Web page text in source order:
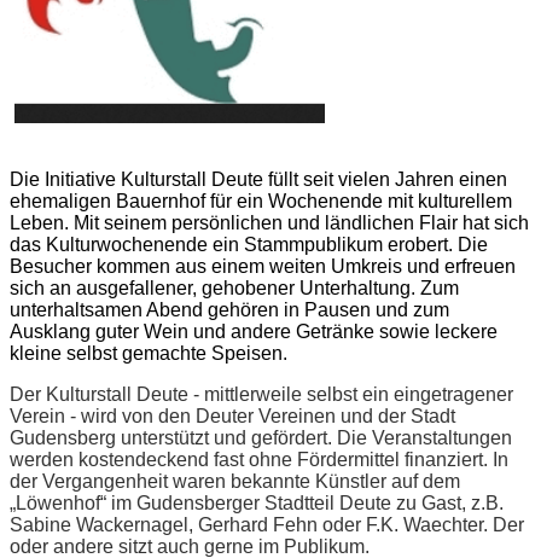
Die Initiative Kulturstall Deute füllt seit vielen Jahren einen
ehemaligen Bauernhof für ein Wochenende mit kulturellem
Leben. Mit seinem persönlichen und ländlichen Flair hat sich
das Kulturwochenende ein Stammpublikum erobert. Die
Besucher kommen aus einem weiten Umkreis und erfreuen
sich an ausgefallener, gehobener Unterhaltung. Zum
unterhaltsamen Abend gehören in Pausen und zum
Ausklang guter Wein und andere Getränke sowie leckere
kleine selbst gemachte Speisen.
Der Kulturstall Deute - mittlerweile selbst ein eingetragener
Verein - wird von den Deuter Vereinen und der Stadt
Gudensberg unterstützt und gefördert. Die Veranstaltungen
werden kostendeckend fast ohne Fördermittel finanziert. In
der Vergangenheit waren bekannte Künstler auf dem
„Löwenhof“ im Gudensberger Stadtteil Deute zu Gast, z.B.
Sabine Wackernagel, Gerhard Fehn oder F.K. Waechter. Der
oder andere sitzt auch gerne im Publikum.